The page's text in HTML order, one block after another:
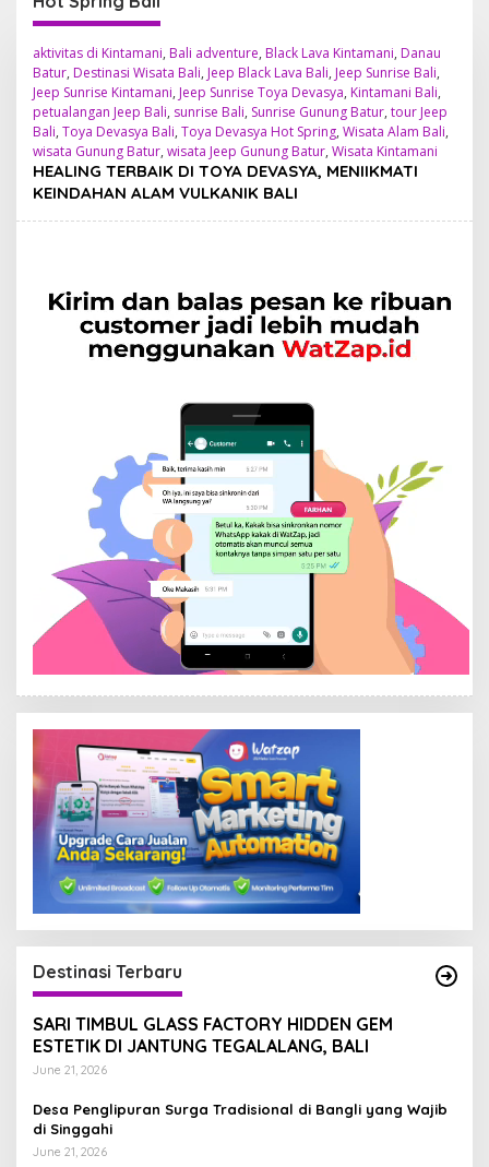
aktivitas di Kintamani, Bali adventure, Black Lava Kintamani, Danau
Batur, Destinasi Wisata Bali, Jeep Black Lava Bali, Jeep Sunrise Bali,
Jeep Sunrise Kintamani, Jeep Sunrise Toya Devasya, Kintamani Bali,
petualangan Jeep Bali, sunrise Bali, Sunrise Gunung Batur, tour Jeep
Bali, Toya Devasya Bali, Toya Devasya Hot Spring, Wisata Alam Bali,
wisata Gunung Batur, wisata Jeep Gunung Batur, Wisata Kintamani
HEALING TERBAIK DI TOYA DEVASYA, MENIIKMATI
KEINDAHAN ALAM VULKANIK BALI
Destinasi Terbaru
SARI TIMBUL GLASS FACTORY HIDDEN GEM
ESTETIK DI JANTUNG TEGALALANG, BALI
June 21, 2026
Desa Penglipuran Surga Tradisional di Bangli yang Wajib
di Singgahi
June 21, 2026